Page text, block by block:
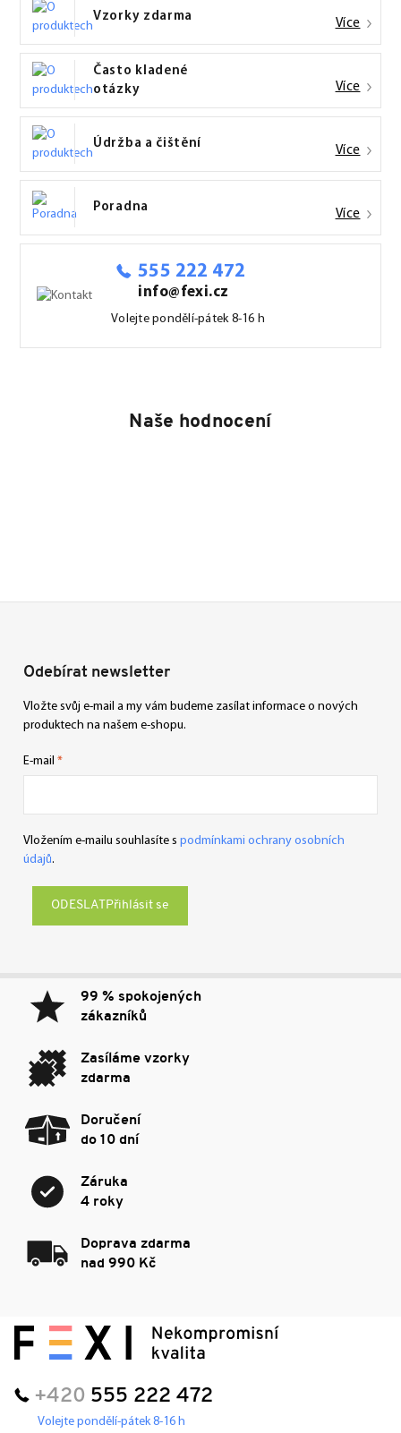
Vzorky zdarma Více
Často kladené
otázky
Více
Údržba a čištění Více
Poradna Více
555 222 472
info@fexi.cz
Volejte pondělí-pátek 8-16 h
Naše hodnocení
Odebírat newsletter
Vložte svůj e-mail a my vám budeme zasílat informace o nových
produktech na našem e-shopu.
E-mail
Vložením e-mailu souhlasíte s podmínkami ochrany osobních
údajů.
Přihlásit se
99 % spokojených
zákazníků
Zasíláme vzorky
zdarma
Doručení
do 10 dní
Záruka
4 roky
Doprava zdarma
nad 990 Kč
+420 555 222 472
Volejte pondělí-pátek 8-16 h